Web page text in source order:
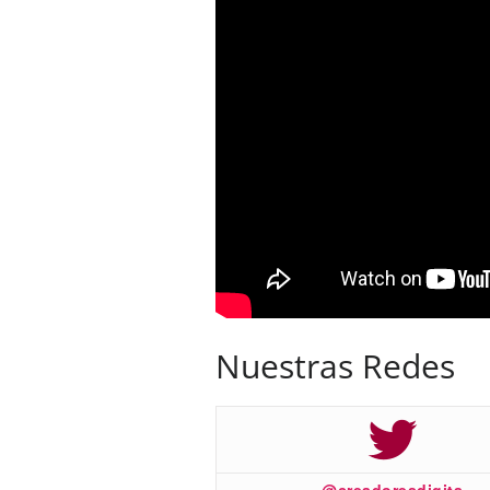
Nuestras Redes